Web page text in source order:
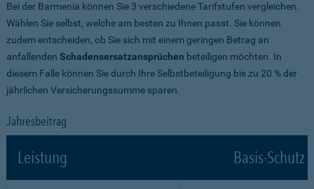
Bei der Barmenia können Sie 3 verschiedene Tarifstufen vergleichen.
Wählen Sie selbst, welche am besten zu Ihnen passt. Sie können
zudem entscheiden, ob Sie sich mit einem geringen Betrag an
anfallenden Schadensersatzansprüchen beteiligen möchten. In
diesem Falle können Sie durch Ihre Selbstbeteiligung bis zu 20 % der
jährlichen Versicherungssumme sparen.
Jahresbeitrag
Leistung Basis-Schutz